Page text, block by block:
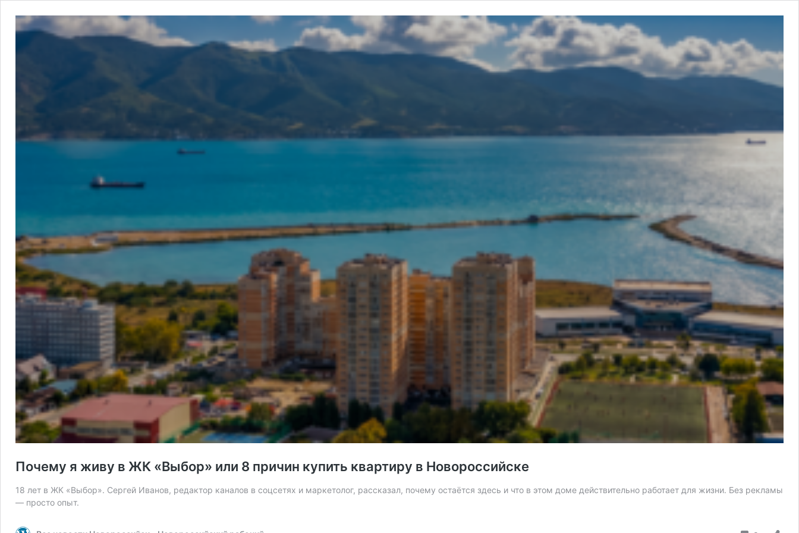
Почему я живу в ЖК «Выбор» или 8 причин купить квартиру в Новороссийске
18 лет в ЖК «Выбор». Сергей Иванов, редактор каналов в соцсетях и маркетолог, рассказал, почему остаётся здесь и что в этом доме действительно работает для жизни. Без рекламы
— просто опыт.